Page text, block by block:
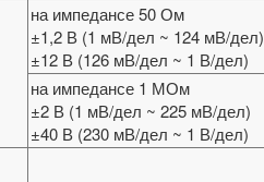
на импедансе 50 Ом
±1,2 В (1 мВ/дел ~ 124 мВ/дел)
±12 В (126 мВ/дел ~ 1 В/дел)
на импедансе 1 МОм
±2 В (1 мВ/дел ~ 225 мВ/дел)
±40 В (230 мВ/дел ~ 1 В/дел)